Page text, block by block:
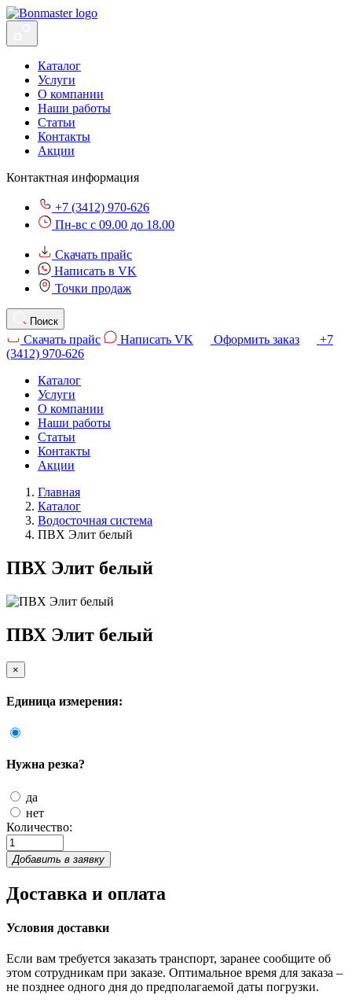
Каталог
Услуги
О компании
Наши работы
Статьи
Контакты
Акции
Контактная информация
+7 (3412) 970-626
Пн-вс с 09.00 до 18.00
Скачать прайс
Написать в VK
Точки продаж
Поиск
Скачать прайс Написать VK Оформить заказ
+7
(3412) 970-626
Каталог
Услуги
О компании
Наши работы
Статьи
Контакты
Акции
Главная
Каталог
Водосточная система
ПВХ Элит белый
ПВХ Элит белый
ПВХ Элит белый
×
Единица измерения:
Нужна резка?
да
нет
Количество:
Добавить в заявку
Доставка и оплата
Условия доставки
Если вам требуется заказать транспорт, заранее сообщите об
этом сотрудникам при заказе. Оптимальное время для заказа –
не позднее одного дня до предполагаемой даты погрузки.